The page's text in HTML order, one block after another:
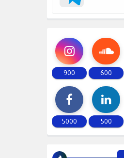
600
900
500
5000